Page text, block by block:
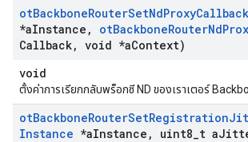
otBackboneRouterSetNdProxyCallback
*aInstance , otBackboneRouterNd
Callback, void *aContext)
void
ตั้งค่าการเรียกกลับพร็อกซี ND ของเราเตอร์
otBackboneRouterSetRegistration
Instance *aInstance , uint8 t a